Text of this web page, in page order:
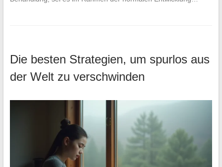
Die besten Strategien, um spurlos aus
der Welt zu verschwinden